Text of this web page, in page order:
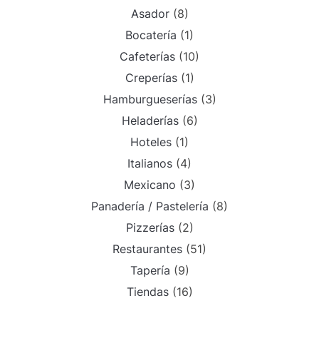
Asador(8)
Bocatería (1)
Cafeterías (10)
Creperías(1)
Hamburgueserías(3)
Heladerías(6)
Hoteles (1)
Italianos (4)
Mexicano (3)
Panadería / Pastelería (8)
Pizzerías(2)
Restaurantes (51)
Tapería (9)
Tiendas(16)